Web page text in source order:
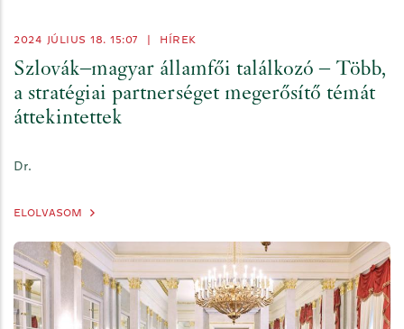
2024 JÚLIUS 18. 15:07 HÍREK
Szlovák–magyar államfői találkozó – Több,
a stratégiai partnerséget megerősítő témát
áttekintettek
Dr.
ELOLVASOM